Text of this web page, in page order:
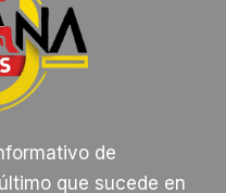
de
que sucede en